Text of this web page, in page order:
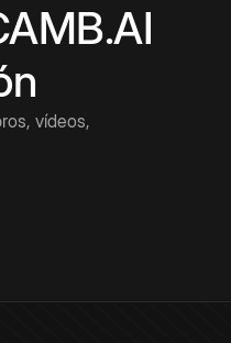
vídeos,